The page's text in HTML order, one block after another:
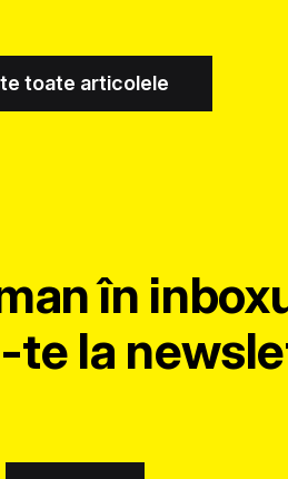
toate articolele
în
te la